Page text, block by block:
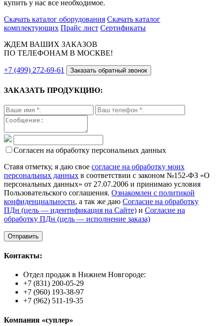
купить у нас все необходимое.
Скачать каталог оборудования Скачать каталог
комплектующих Прайс лист Сертификаты
ЖДЕМ ВАШИХ ЗАКАЗОВ
ПО ТЕЛЕФОНАМ В МОСКВЕ!
+7 (499) 272-69-61 Заказать обратный звонок
ЗАКАЗАТЬ ПРОДУКЦИЮ:
Согласен на обработку персональных данных
Ставя отметку, я даю свое согласие на обработку моих
персональных данных в соответствии с законом №152-ФЗ «О
персональных данных» от 27.07.2006 и принимаю условия
Пользовательского соглашения. Ознакомлен с политикой
конфиденциальности, а так же даю Согласие на обработку
ПДн (цель — идентификация на Сайте) и Согласие на
обработку ПДн (цель — исполнение заказа)
Контакты:
Отдел продаж в Нижнем Новгороде:
+7 (831) 200-05-29
+7 (960) 193-38-97
+7 (962) 511-19-35
Компания «суплер»